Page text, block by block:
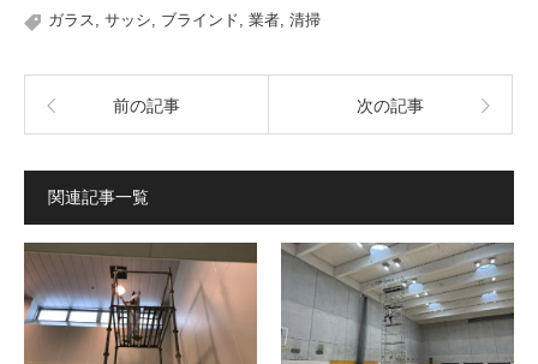
ガラス
サッシ ブラインド 業者 清掃
前の記事 次の記事
関連記事一覧